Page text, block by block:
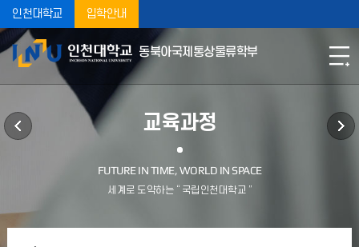
인천대학교 입학안내
동북아국제통상물류학부
교육과정